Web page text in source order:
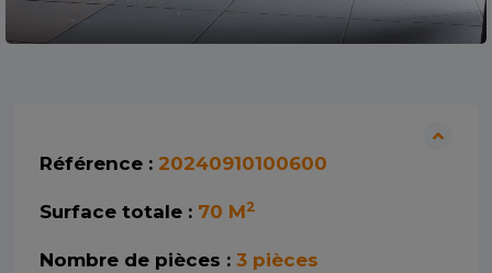
Référence : 20240910100600
Surface totale : 70 M2
Nombre de pièces : 3 pièces